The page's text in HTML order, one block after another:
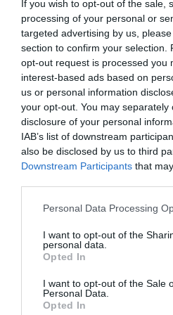
If you wish to opt-out of the sale,
processing of your personal or
targeted advertising by us,
section to confirm your selection.
opt-out request is processed you
interest-based ads based on
us or personal information
your opt-out. You may
disclosure of your personal
IAB’s list of downstream
also be disclosed by us to third
Downstream Participants that
Personal Data Processing
I want to opt-out of the
personal data.
Opted In
I want to opt-out of the Sale
Personal Data.
Opted In
sa cu privire la program şi la
din activitatea de prostituţie.
Sumele de bani obţinute îi
inculpatului de către una
ocupa de partea financiară
sisteme de transfer monetar.
Procurorii spun că, deşi
înlesnesc tinerelor
unei înţelegeri de împărţire
străinătate, membrii grupării
documentele de identitate,
sub pretextul diferitelor
respecte condiţiile oferite de